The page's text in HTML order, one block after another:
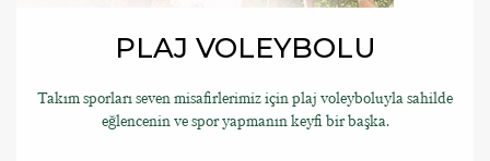
PLAJ VOLEYBOLU
Takım sporları seven misafirlerimiz için plaj voleyboluyla sahilde
eğlencenin ve spor yapmanın keyfi bir başka.